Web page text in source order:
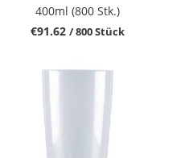
400ml (800 Stk.)
€91.62 / 800 Stück